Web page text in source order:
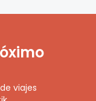
viajes